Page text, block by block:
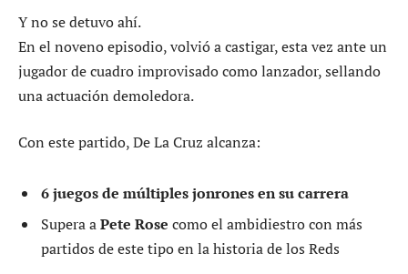
Y no se detuvo ahí.
En el noveno episodio, volvió a castigar, esta vez ante un
jugador de cuadro improvisado como lanzador, sellando
una actuación demoledora.
Con este partido, De La Cruz alcanza:
6 juegos de múltiples jonrones en su carrera
Supera aPete Rose como el ambidiestro con más
partidos de este tipo en la historia de los Reds